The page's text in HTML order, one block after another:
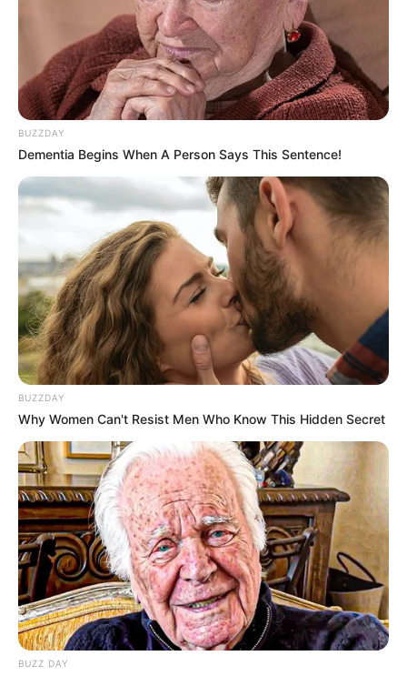
BUZZDAY
Dementia Begins When A Person Says This Sentence!
BUZZDAY
Why Women Can't Resist Men Who Know This Hidden Secret
BUZZ DAY